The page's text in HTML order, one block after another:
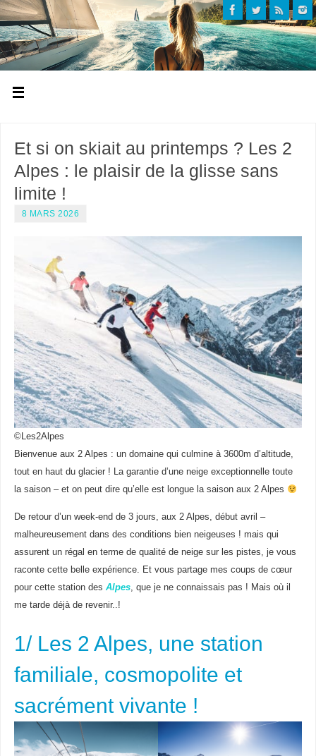
Et si on skiait au printemps ? Les 2
Alpes : le plaisir de la glisse sans
limite !
8 MARS 2026
©Les2Alpes
Bienvenue aux 2 Alpes : un domaine qui culmine à 3600m d’altitude,
tout en haut du glacier ! La garantie d’une neige exceptionnelle toute
la saison – et on peut dire qu’elle est longue la saison aux 2 Alpes
De retour d’un week-end de 3 jours, aux 2 Alpes, début avril –
malheureusement dans des conditions bien neigeuses ! mais qui
assurent un régal en terme de qualité de neige sur les pistes, je vous
raconte cette belle expérience. Et vous partage mes coups de cœur
pour cette station des Alpes, que je ne connaissais pas ! Mais où il
me tarde déjà de revenir..!
1/ Les 2 Alpes, une station
familiale, cosmopolite et
sacrément vivante !